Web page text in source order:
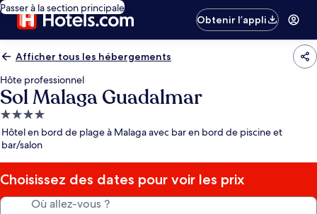
Passer à la section principale
Obtenir l’appli
Afficher tous les hébergements
Hôte professionnel
Sol Malaga Guadalmar
Hébergement
4.0 étoiles
Hôtel en bord de plage à Malaga avec bar en bord de piscine et
bar/salon
Choisissez des dates pour voir les prix
Où allez-vous ?